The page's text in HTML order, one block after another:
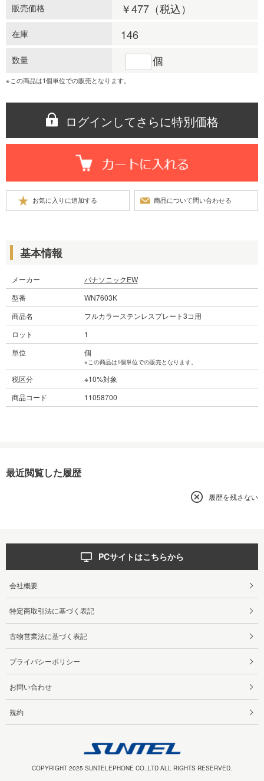
販売価格 ￥477（税込）
在庫 146
数量 個
※この商品は1個単位での販売となります。
ログインしてさらに特別価格
基本情報
メーカー
パナソニックEW
型番
WN7603K
商品名
フルカラーステンレスプレート3コ用
ロット
1
単位
個
※この商品は1個単位での販売となります。
税区分
※10%対象
商品コード
11058700
最近閲覧した履歴
履歴を残さない
PCサイトはこちらから
会社概要
特定商取引法に基づく表記
古物営業法に基づく表記
プライバシーポリシー
お問い合わせ
規約
COPYRIGHT 2025 SUNTELEPHONE CO.,LTD ALL RIGHTS RESERVED.